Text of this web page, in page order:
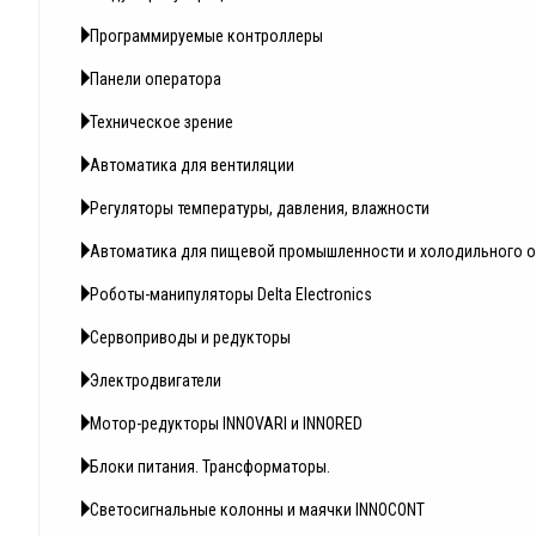
Программируемые контроллеры
Панели оператора
Техническое зрение
Автоматика для вентиляции
Регуляторы температуры, давления, влажности
Автоматика для пищевой промышленности и холодильного
Роботы-манипуляторы Delta Electronics
Сервоприводы и редукторы
Электродвигатели
Мотор-редукторы INNOVARI и INNORED
Блоки питания. Трансформаторы.
Светосигнальные колонны и маячки INNOCONT